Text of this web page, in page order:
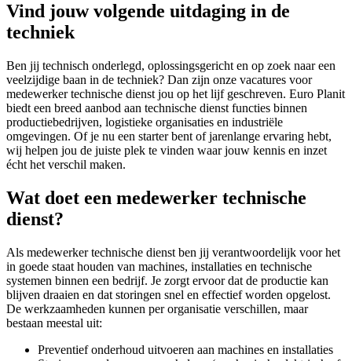
Vind jouw volgende uitdaging in de
techniek
Ben jij technisch onderlegd, oplossingsgericht en op zoek naar een
veelzijdige baan in de techniek? Dan zijn onze vacatures voor
medewerker technische dienst jou op het lijf geschreven. Euro Planit
biedt een breed aanbod aan technische dienst functies binnen
productiebedrijven, logistieke organisaties en industriële
omgevingen. Of je nu een starter bent of jarenlange ervaring hebt,
wij helpen jou de juiste plek te vinden waar jouw kennis en inzet
écht het verschil maken.
Wat doet een medewerker technische
dienst?
Als medewerker technische dienst ben jij verantwoordelijk voor het
in goede staat houden van machines, installaties en technische
systemen binnen een bedrijf. Je zorgt ervoor dat de productie kan
blijven draaien en dat storingen snel en effectief worden opgelost.
De werkzaamheden kunnen per organisatie verschillen, maar
bestaan meestal uit:
Preventief onderhoud uitvoeren aan machines en installaties